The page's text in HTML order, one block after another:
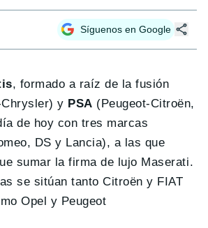
Síguenos en Google
, formado a raíz de la fusión
Chrysler) y PSA (Peugeot-Citroën,
de hoy con tres marcas
DS y Lancia), a las que
sumar la firma de lujo Maserati.
se sitúan tanto Citroën y FIAT
Opel y Peugeot